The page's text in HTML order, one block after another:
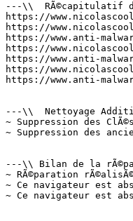
---\\  RÃ©capitulatif
https://
https://
https://www.anti-
https://
https://www.anti-
https://
https://www.anti-
---\\  Nettoyage
~ Suppression des
~ Suppression des
---\\ Bilan de la
~ RÃ©paration
~ Ce navigateur est
~ Ce navigateur est